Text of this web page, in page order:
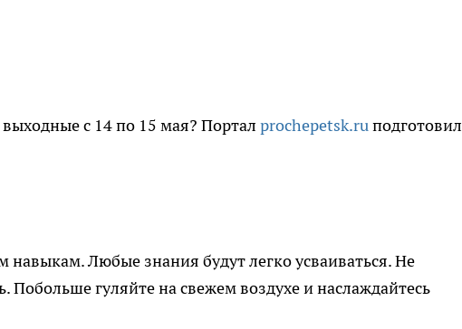
с 14 по 15 мая? Портал prochepetsk.ruподготовил
Любые знания будут легко усваиваться. Не
Побольше гуляйте на свежем воздухе и наслаждайтесь